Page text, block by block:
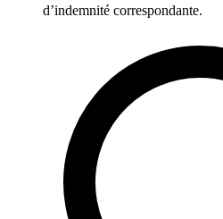
d’indemnité correspondante.